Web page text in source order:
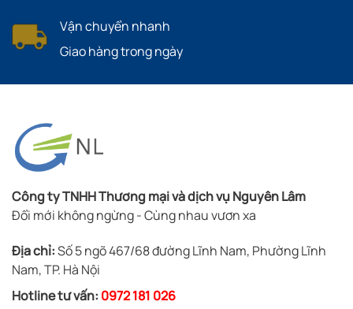
Vận chuyển nhanh
Giao hàng trong ngày
Công ty TNHH Thương mại và dịch vụ Nguyên Lâm
Đổi mới không ngừng - Cùng nhau vươn xa
Địa chỉ:Số 5 ngõ 467/68 đường Lĩnh Nam, Phường Lĩnh
Nam, TP. Hà Nội
Hotline tư vấn: 0972 181 026